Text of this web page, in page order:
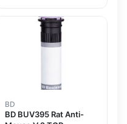
BD
BD BUV395 Rat Anti-